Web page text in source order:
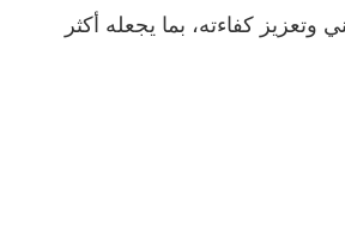
كفاءته، بما يجعله أكثر